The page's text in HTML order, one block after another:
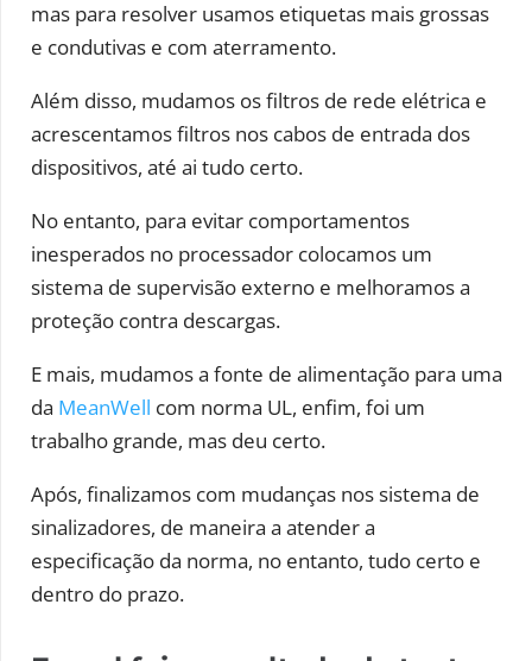
mas para resolver usamos etiquetas mais grossas
e condutivas e com aterramento.
Além disso, mudamos os filtros de rede elétrica e
acrescentamos filtros nos cabos de entrada dos
dispositivos, até ai tudo certo.
No entanto, para evitar comportamentos
inesperados no processador colocamos um
sistema de supervisão externo e melhoramos a
proteção contra descargas.
E mais, mudamos a fonte de alimentação para uma
da MeanWell com norma UL, enfim, foi um
trabalho grande, mas deu certo.
Após, finalizamos com mudanças nos sistema de
sinalizadores, de maneira a atender a
especificação da norma, no entanto, tudo certo e
dentro do prazo.